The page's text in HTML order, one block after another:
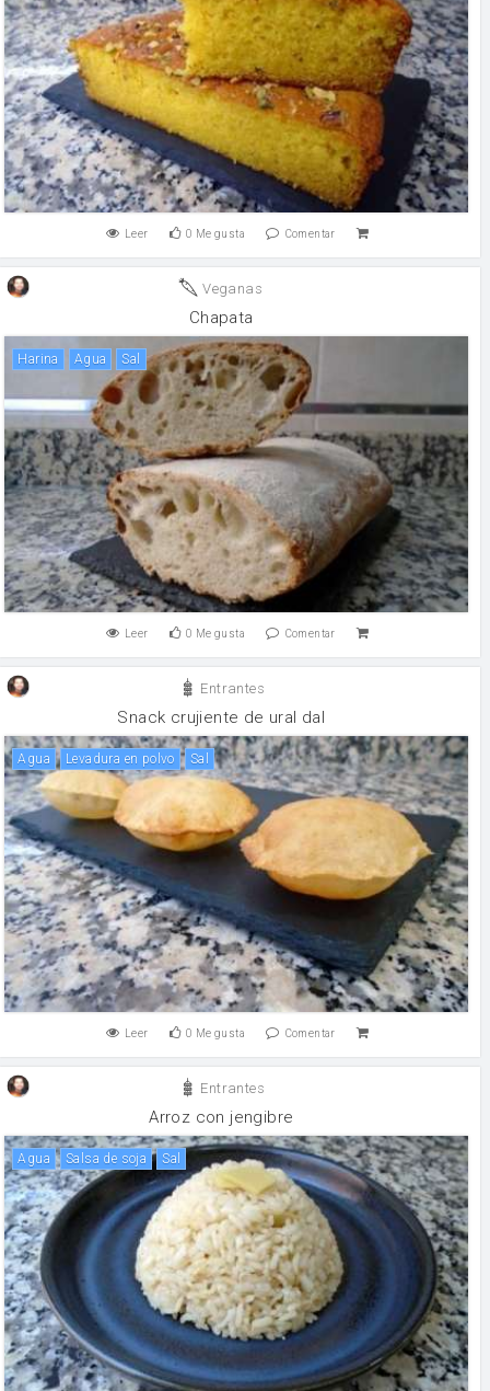
Leer 0 Me gusta Comentar
Veganas
Chapata
harina agua sal
Leer 0 Me gusta Comentar
Entrantes
Snack crujiente de ural dal
agua levadura en polvo sal
Leer 0 Me gusta Comentar
Entrantes
Arroz con jengibre
agua salsa de soja sal